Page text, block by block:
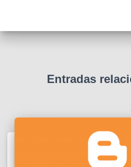
Entradas